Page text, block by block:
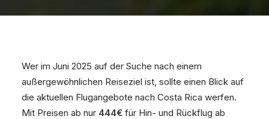
Wer im Juni 2025 auf der Suche nach einem
außergewöhnlichen Reiseziel ist, sollte einen Blick auf
die aktuellen Flugangebote nach Costa Rica werfen.
Mit Preisen ab nur 444€ für Hin- und Rückflug ab